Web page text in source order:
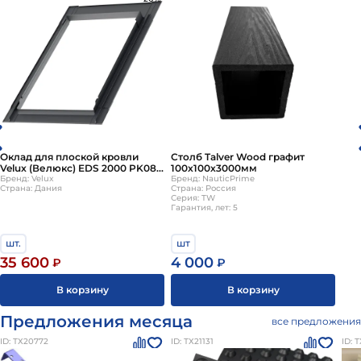
Оклад для плоской кровли
Velux (Велюкс) EDS 2000 PK08
94х140 см
Бренд: Velux
Страна: Дания
шт.
35 600 ₽
В корзину
Столб Talver Wood графит
100х100х3000мм
Бренд: NauticPrime
Страна: Россия
Серия: TW
Гарантия, лет: 5
шт
4 000 ₽
В корзину
Предложения месяца все предложения
ID: ТХ20772 ID: ТХ21131 ID: